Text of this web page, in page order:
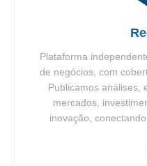
Plataforma
de negócios, com
Publicamos análises,
mercados,
inovação,